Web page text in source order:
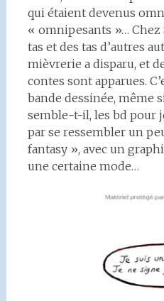
qui étaient devenus
« omnipesants »… Chez
tas et des tas d’autres
mièvrerie a disparu, et
contes sont apparues.
bande dessinée, même
semble-t-il, les bd pour
par se ressembler un
fantasy », avec un
une certaine mode…